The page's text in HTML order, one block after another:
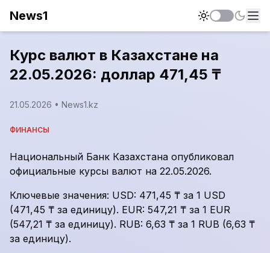
News1
Курс валют в Казахстане на
22.05.2026: доллар 471,45 ₸
21.05.2026 • News1.kz
ФИНАНСЫ
Национальный Банк Казахстана опубликовал
официальные курсы валют на 22.05.2026.
Ключевые значения: USD: 471,45 ₸ за 1 USD
(471,45 ₸ за единицу). EUR: 547,21 ₸ за 1 EUR
(547,21 ₸ за единицу). RUB: 6,63 ₸ за 1 RUB (6,63 ₸
за единицу).